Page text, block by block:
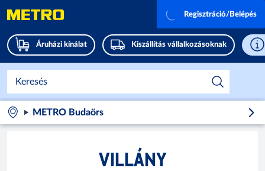
Áruházi kínálat Kiszállítás vállalkozásoknak
Regisztráció/Belépés
METRO Budaörs
VILLÁNY